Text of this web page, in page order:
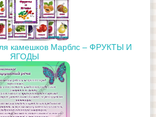
камешков Марблс – ФРУКТЫ И
ЯГОДЫ